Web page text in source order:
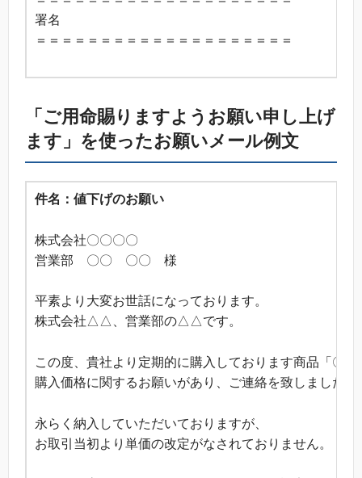
署名
＝＝＝＝＝＝＝＝＝＝＝＝＝＝＝＝＝＝＝＝
「ご用命賜りますようお願い申し上げ
ます」を使ったお願いメール例文
件名：値下げのお願い
株式会社〇〇〇〇
営業部 〇〇 〇〇 様
平素より大変お世話になっております。
株式会社△△、営業部の△△です。
この度、貴社より定期的に購入しております商品「〇〇
購入価格に関するお願いがあり、ご連絡を致しました。
永らく納入していただいておりますが、
お取引当初より単価の改定がなされておりません。